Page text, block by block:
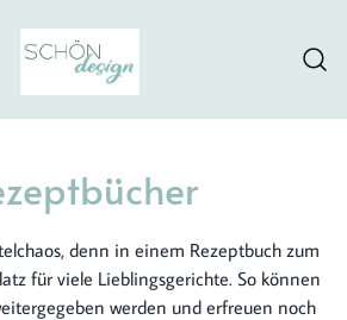
Kreative Bücher
Schöne Ausfüllbücher als kleine praktische
denn in einem Rezeptbuch zum
für viele Lieblingsgerichte. So können
werden und erfreuen noch